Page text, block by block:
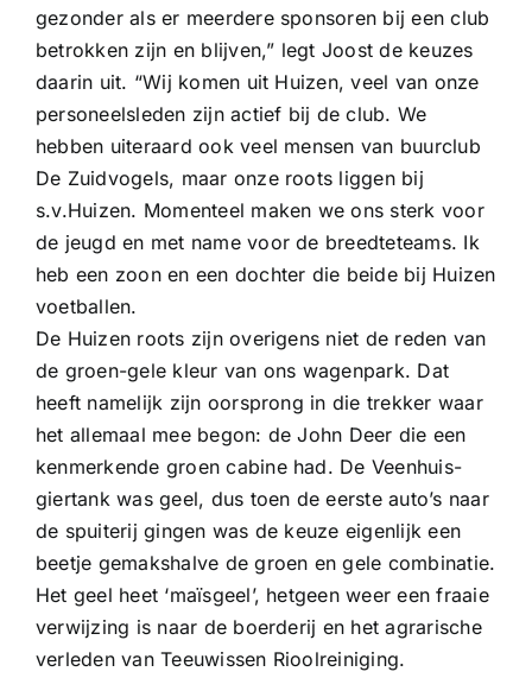
gezonder als er meerdere sponsoren bij een club
betrokken zijn en blijven,” legt Joost de keuzes
daarin uit. “Wij komen uit Huizen, veel van onze
personeelsleden zijn actief bij de club. We
hebben uiteraard ook veel mensen van buurclub
De Zuidvogels, maar onze roots liggen bij
s.v.Huizen. Momenteel maken we ons sterk voor
de jeugd en met name voor de breedteteams. Ik
heb een zoon en een dochter die beide bij Huizen
voetballen.
De Huizen roots zijn overigens niet de reden van
de groen-gele kleur van ons wagenpark. Dat
heeft namelijk zijn oorsprong in die trekker waar
het allemaal mee begon: de John Deer die een
kenmerkende groen cabine had. De Veenhuis-
giertank was geel, dus toen de eerste auto’s naar
de spuiterij gingen was de keuze eigenlijk een
beetje gemakshalve de groen en gele combinatie.
Het geel heet ‘maïsgeel’, hetgeen weer een fraaie
verwijzing is naar de boerderij en het agrarische
verleden van Teeuwissen Rioolreiniging.